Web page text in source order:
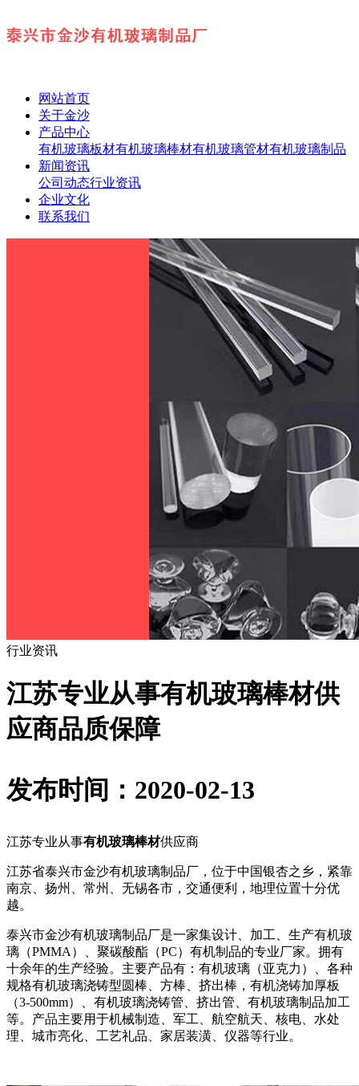
网站首页
关于金沙
产品中心
有机玻璃板材有机玻璃棒材有机玻璃管材有机玻璃制品
新闻资讯
公司动态行业资讯
企业文化
联系我们
行业资讯
江苏专业从事有机玻璃棒材供
应商品质保障
发布时间：2020-02-13
江苏专业从事有机玻璃棒材供应商
江苏省泰兴市金沙有机玻璃制品厂，位于中国银杏之乡，紧靠
南京、扬州、常州、无锡各市，交通便利，地理位置十分优
越。
泰兴市金沙有机玻璃制品厂是一家集设计、加工、生产有机玻
璃（PMMA）、聚碳酸酯（PC）有机制品的专业厂家。拥有
十余年的生产经验。主要产品有：有机玻璃（亚克力）、各种
规格有机玻璃浇铸型圆棒、方棒、挤出棒，有机浇铸加厚板
（3-500mm）、有机玻璃浇铸管、挤出管、有机玻璃制品加工
等。产品主要用于机械制造、军工、航空航天、核电、水处
理、城市亮化、工艺礼品、家居装潢、仪器等行业。